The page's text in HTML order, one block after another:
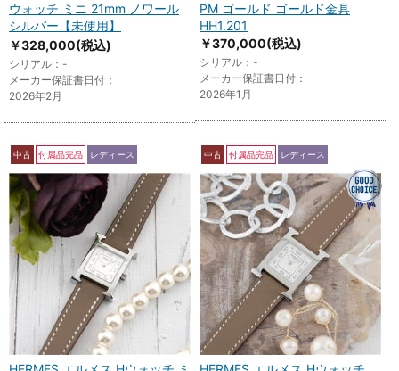
ウォッチ ミニ 21mm ノワール
シルバー【未使用】
￥328,000(税込)
シリアル：-
メーカー保証書日付：
2026年2月
PM ゴールド ゴールド金具
HH1.201
￥370,000(税込)
シリアル：-
メーカー保証書日付：
2026年1月
中古 付属品完品 レディース 中古 付属品完品 レディース